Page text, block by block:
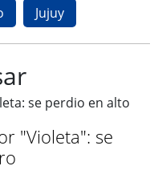
Jujuy
"Violeta": se